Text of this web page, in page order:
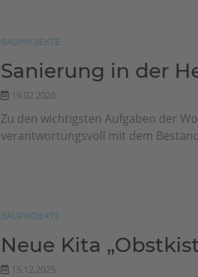
BAUPROJEKTE
Sanierung in der
19.02.2026
Zu den wichtigsten Aufgaben der
verantwortungsvoll mit dem
BAUPROJEKTE
Neue Kita
15.12.2025